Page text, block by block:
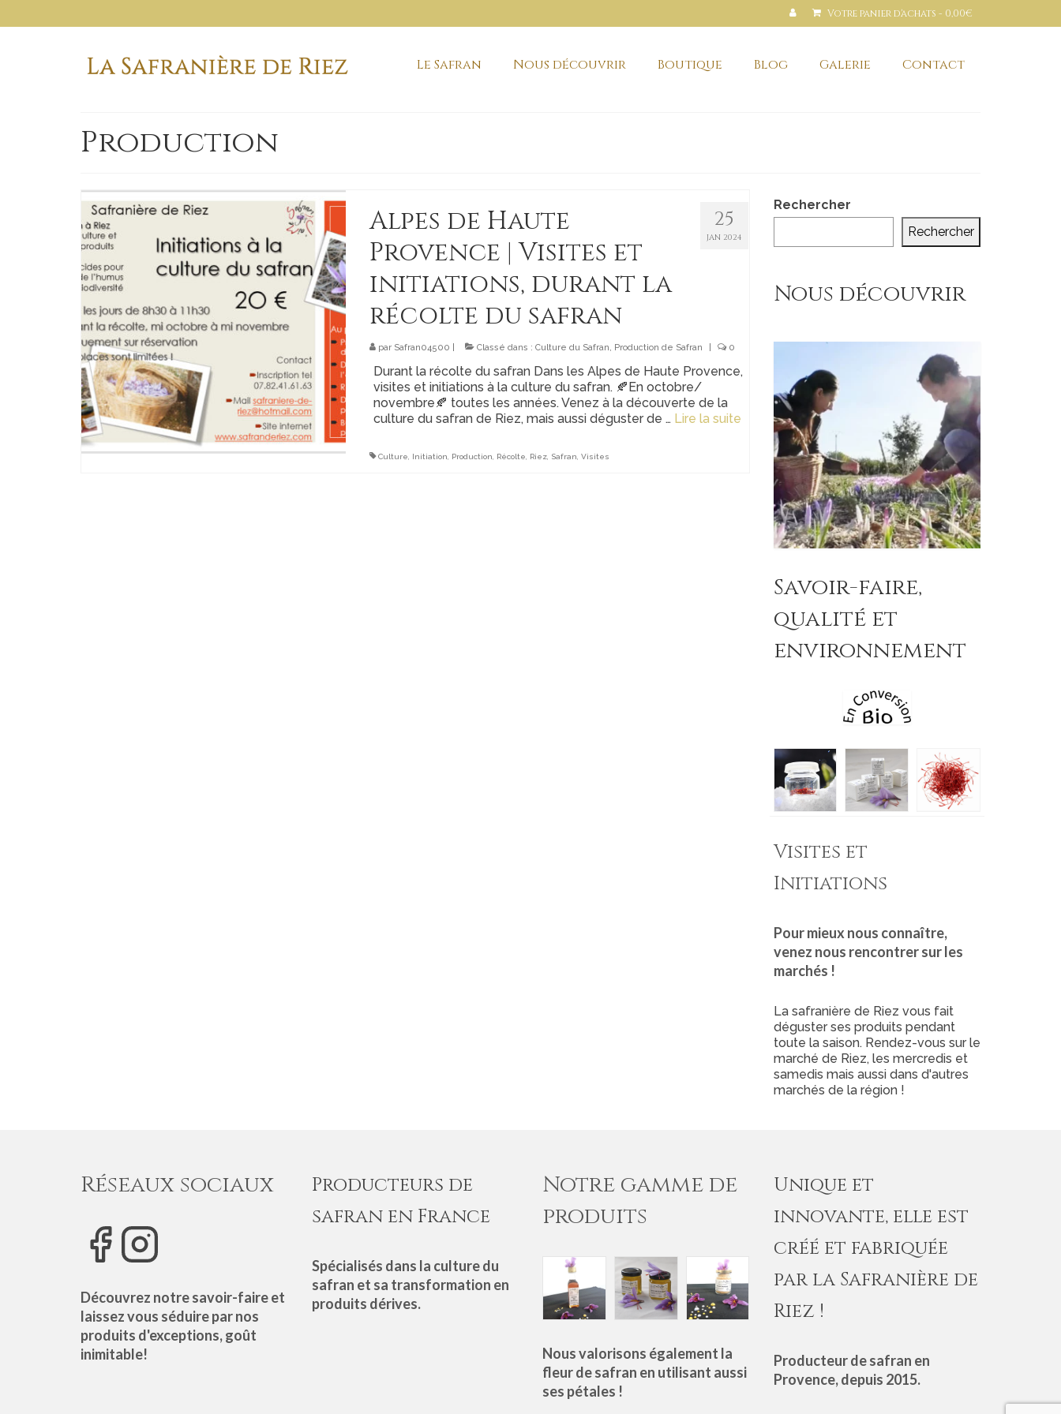
Votre panier d'achats - 0,00€
Le Safran Nous découvrir Boutique Blog Galerie Contact
Production
25
JAN 2024
Alpes de Haute
Provence | Visites et
initiations, durant la
récolte du safran
par Safran04500 Classé dans : Culture du Safran, Production de Safran 0
Durant la récolte du safran Dans les Alpes de Haute Provence,
visites et initiations à la culture du safran. 🍂En octobre/
novembre🍂 toutes les années. Venez à la découverte de la
culture du safran de Riez, mais aussi déguster de … Lire la suite­­
Culture Initiation Production Récolte Riez, Safran Visites
Rechercher
Rechercher
Nous découvrir
Savoir-faire,
qualité et
environnement
Visites et
Initiations
Pour mieux nous connaître,
venez nous rencontrer sur les
marchés !
La safranière de Riez vous fait
déguster ses produits pendant
toute la saison. Rendez-vous sur le
marché de Riez, les mercredis et
samedis mais aussi dans d'autres
marchés de la région !
Réseaux sociaux
Découvrez notre savoir-faire et
laissez vous séduire par nos
produits d'exceptions, goût
inimitable!
Producteurs de
safran en France
Spécialisés dans la culture du
safran et sa transformation en
produits dérives.
Notre gamme de
produits
Nous valorisons également la
fleur de safran en utilisant aussi
ses pétales !
Unique et
innovante, elle est
créé et fabriquée
par la Safranière de
Riez !
Producteur de safran en
Provence, depuis 2015.